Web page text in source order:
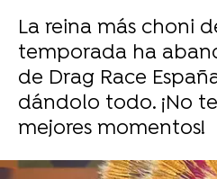
La reina más choni
temporada ha
de Drag Race
dándolo todo. ¡No
mejores momentos!